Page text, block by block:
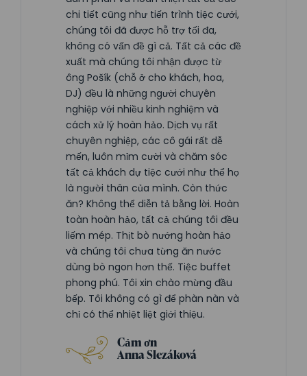
chi tiết cũng như tiến trình tiệc cưới,
chúng tôi đã được hỗ trợ tối đa,
không có vấn đề gì cả. Tất cả các đề
xuất mà chúng tôi nhận được từ
ông Pošík (chỗ ở cho khách, hoa,
DJ) đều là những người chuyên
nghiệp với nhiều kinh nghiệm và
cách xử lý hoàn hảo. Dịch vụ rất
chuyên nghiệp, các cô gái rất dễ
mến, luôn mỉm cười và chăm sóc
tất cả khách dự tiệc cưới như thể họ
là người thân của mình. Còn thức
ăn? Không thể diễn tả bằng lời. Hoàn
toàn hoàn hảo, tất cả chúng tôi đều
liếm mép. Thịt bò nướng hoàn hảo
và chúng tôi chưa từng ăn nước
dùng bò ngon hơn thế. Tiệc buffet
phong phú. Tôi xin chào mừng đầu
bếp. Tôi không có gì để phàn nàn và
chỉ có thể nhiệt liệt giới thiệu.
Cảm ơn
Anna Slezáková